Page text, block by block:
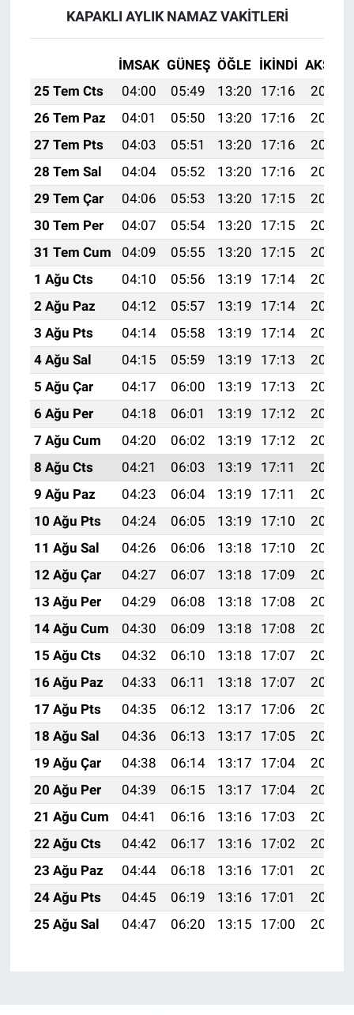
KAPAKLI AYLIK NAMAZ VAKITLERI
İMSAK GÜNEŞ ÖĞLE İKINDI AKŞAM
25 Tem Cts
04:00 05:49 13:20 17:16
20:40
26 Tem Paz
04:01 05:50 13:20 17:16
20:39
27 Tem Pts
04:03 05:51 13:20 17:16
20:38
28 Tem Sal
04:04 05:52 13:20 17:16
20:37
29 Tem Çar
04:06 05:53 13:20 17:15
20:36
30 Tem Per
04:07 05:54 13:20 17:15
20:35
31 Tem Cum
04:09 05:55 13:20 17:15
20:34
1 Ağu Cts
04:10 05:56 13:19 17:14
20:33
2 Ağu Paz
04:12 05:57 13:19 17:14
20:32
3 Ağu Pts
04:14 05:58 13:19 17:14
20:31
4 Ağu Sal
04:15 05:59 13:19 17:13
20:30
5 Ağu Çar
04:17 06:00 13:19 17:13
20:29
6 Ağu Per
04:18 06:01 13:19 17:12
20:27
7 Ağu Cum
04:20 06:02 13:19 17:12
20:26
8 Ağu Cts
04:21 06:03 13:19 17:11
20:25
9 Ağu Paz
04:23 06:04 13:19 17:11
20:24
10 Ağu Pts
04:24 06:05 13:19 17:10
20:22
11 Ağu Sal
04:26 06:06 13:18 17:10
20:21
12 Ağu Çar
04:27 06:07 13:18 17:09
20:20
13 Ağu Per
04:29 06:08 13:18 17:08
20:18
14 Ağu Cum
04:30 06:09 13:18 17:08
20:17
15 Ağu Cts
04:32 06:10 13:18 17:07
20:15
16 Ağu Paz
04:33 06:11 13:18 17:07
20:14
17 Ağu Pts
04:35 06:12 13:17 17:06
20:13
18 Ağu Sal
04:36 06:13 13:17 17:05
20:11
19 Ağu Çar
04:38 06:14 13:17 17:04
20:10
20 Ağu Per
04:39 06:15 13:17 17:04
20:08
21 Ağu Cum
04:41 06:16 13:16 17:03
20:07
22 Ağu Cts
04:42 06:17 13:16 17:02
20:05
23 Ağu Paz
04:44 06:18 13:16 17:01
20:04
24 Ağu Pts
04:45 06:19 13:16 17:01
20:02
25 Ağu Sal
04:47 06:20 13:15 17:00 20:01